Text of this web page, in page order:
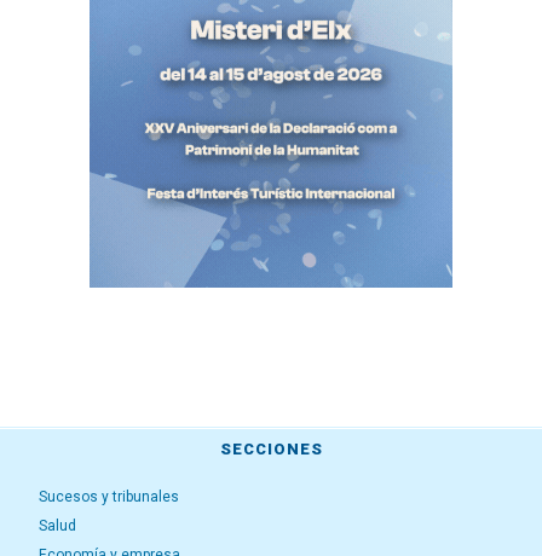
SECCIONES
Sucesos y tribunales
Salud